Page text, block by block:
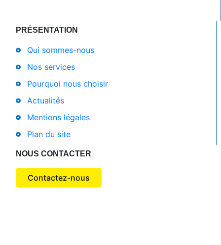
PRÉSENTATION
Qui sommes-nous
Nos services
Pourquoi nous choisir
Actualités
Mentions légales
Plan du site
NOUS CONTACTER
Contactez-nous